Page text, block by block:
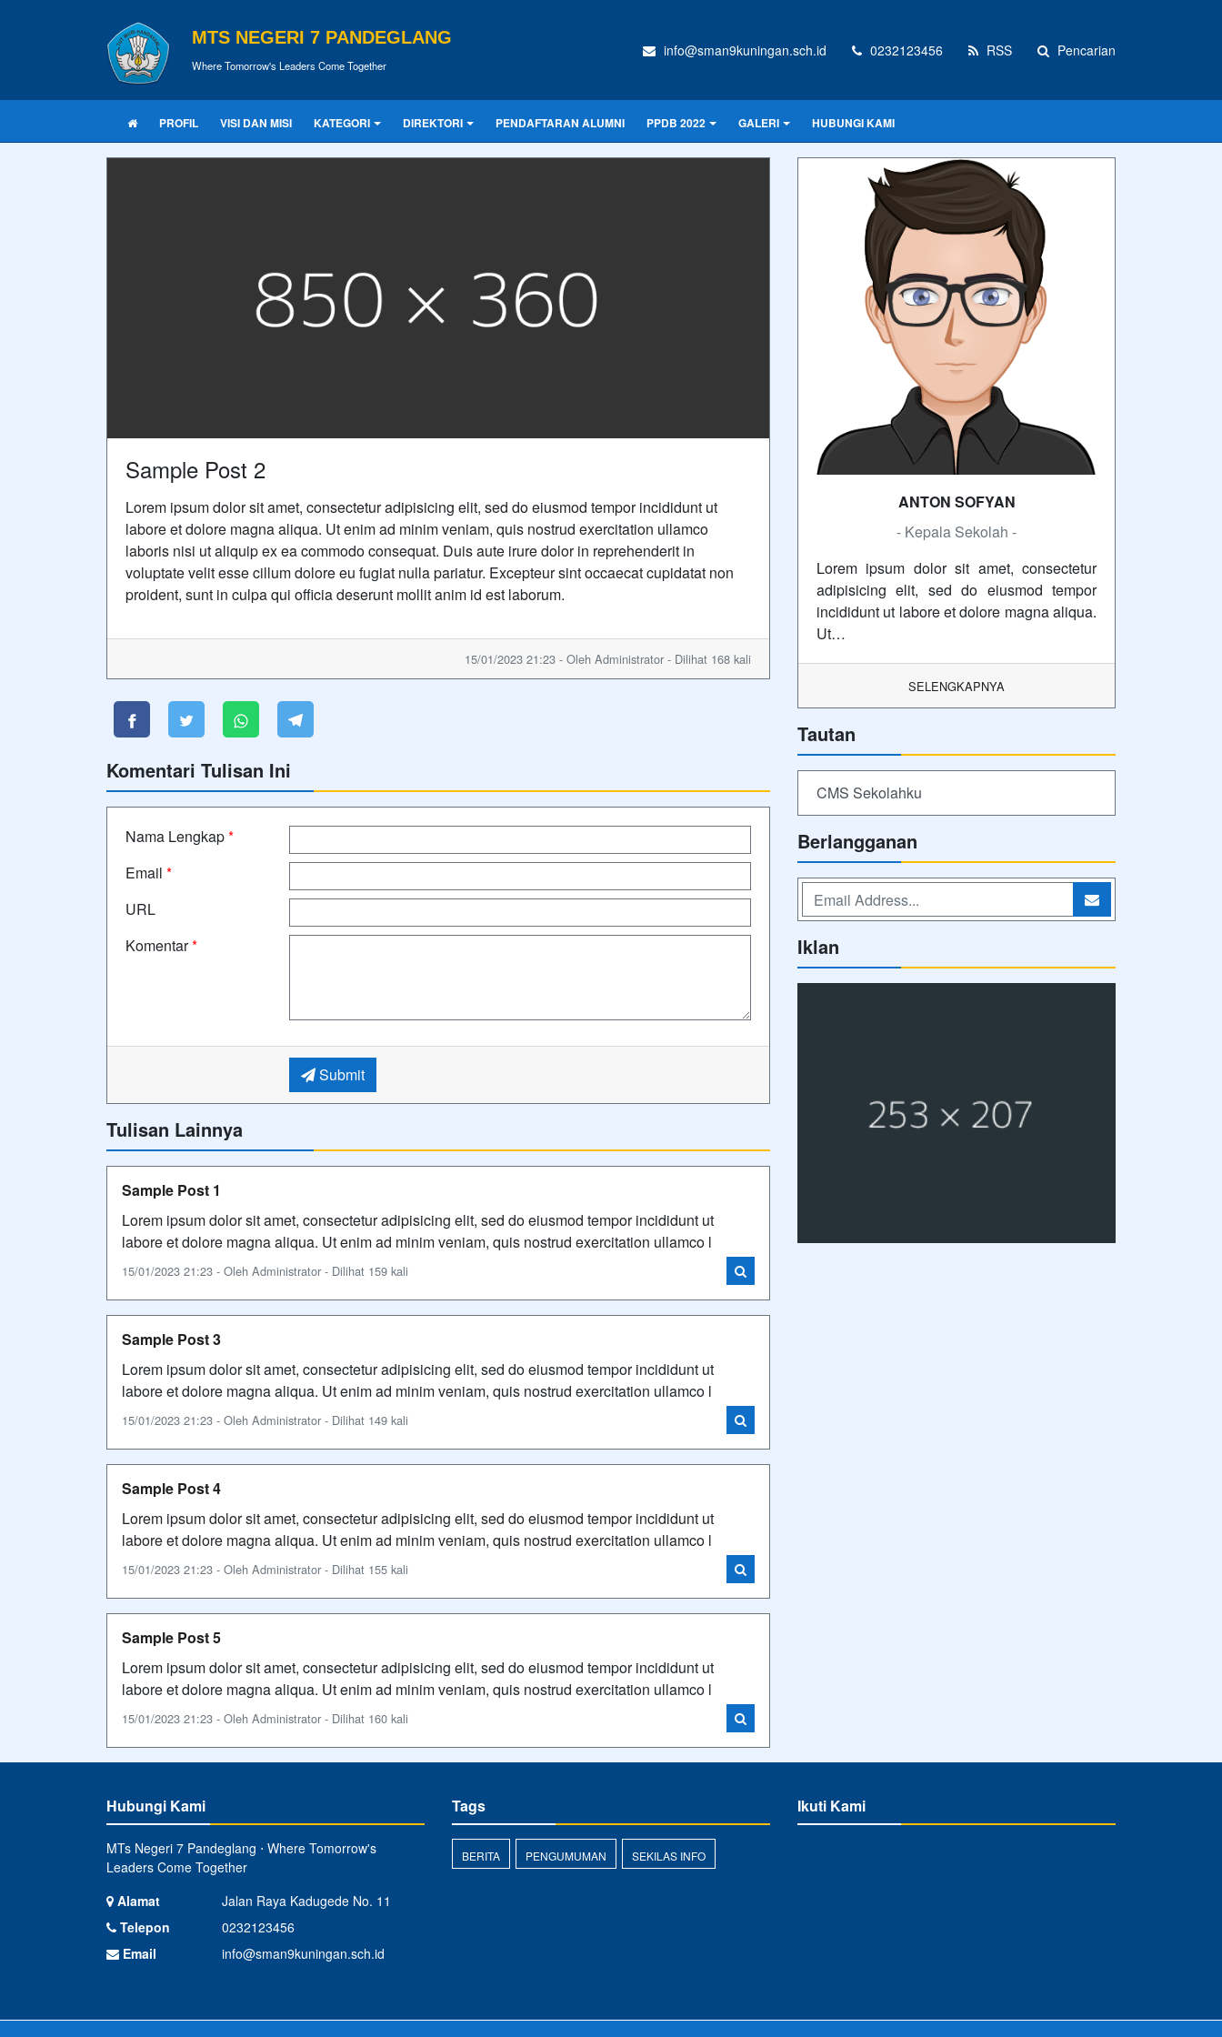
MTS NEGERI 7 PANDEGLANG
Where Tomorrow's Leaders Come Together
info@sman9kuningan.sch.id 0232123456 RSS Pencarian
PROFIL VISI DAN MISI KATEGORI DIREKTORI PENDAFTARAN ALUMNI PPDB 2022 GALERI HUBUNGI KAMI
Sample Post 2
Lorem ipsum dolor sit amet, consectetur adipisicing elit, sed do eiusmod tempor incididunt ut
labore et dolore magna aliqua. Ut enim ad minim veniam, quis nostrud exercitation ullamco
laboris nisi ut aliquip ex ea commodo consequat. Duis aute irure dolor in reprehenderit in
voluptate velit esse cillum dolore eu fugiat nulla pariatur. Excepteur sint occaecat cupidatat non
proident, sunt in culpa qui officia deserunt mollit anim id est laborum.
15/01/2023 21:23 - Oleh Administrator - Dilihat 168 kali
Komentari Tulisan Ini
Nama Lengkap*
Email *
URL
Komentar*
Submit
Tulisan Lainnya
Sample Post 1
Lorem ipsum dolor sit amet, consectetur adipisicing elit, sed do eiusmod tempor incididunt ut
labore et dolore magna aliqua. Ut enim ad minim veniam, quis nostrud exercitation ullamco l
15/01/2023 21:23 - Oleh Administrator - Dilihat 159 kali
Sample Post 3
Lorem ipsum dolor sit amet, consectetur adipisicing elit, sed do eiusmod tempor incididunt ut
labore et dolore magna aliqua. Ut enim ad minim veniam, quis nostrud exercitation ullamco l
15/01/2023 21:23 - Oleh Administrator - Dilihat 149 kali
Sample Post 4
Lorem ipsum dolor sit amet, consectetur adipisicing elit, sed do eiusmod tempor incididunt ut
labore et dolore magna aliqua. Ut enim ad minim veniam, quis nostrud exercitation ullamco l
15/01/2023 21:23 - Oleh Administrator - Dilihat 155 kali
Sample Post 5
Lorem ipsum dolor sit amet, consectetur adipisicing elit, sed do eiusmod tempor incididunt ut
labore et dolore magna aliqua. Ut enim ad minim veniam, quis nostrud exercitation ullamco l
15/01/2023 21:23 - Oleh Administrator - Dilihat 160 kali
ANTON SOFYAN
- Kepala Sekolah -
Lorem ipsum dolor sit amet, consectetur
adipisicing elit, sed do eiusmod tempor
incididunt ut labore et dolore magna aliqua.
Ut…
SELENGKAPNYA
Tautan
CMS Sekolahku
Berlangganan
Iklan
Hubungi Kami
MTs Negeri 7 Pandeglang ⋅ Where Tomorrow's
Leaders Come Together
Alamat
Jalan Raya Kadugede No. 11
Telepon
0232123456
Email
info@sman9kuningan.sch.id
Tags
BERITA PENGUMUMAN SEKILAS INFO
Ikuti Kami